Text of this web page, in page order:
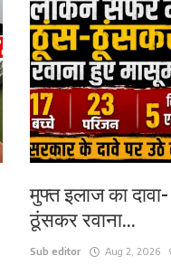
मुफ्त इलाज का
ठूंसकर रवाना...
Sub editor Aug 2, 2026